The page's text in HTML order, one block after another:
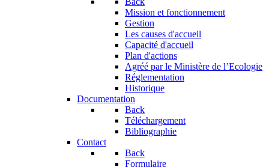
Mission et fonctionnement
Gestion
Les causes d'accueil
Capacité d'accueil
Plan d'actions
Agréé par le Ministère de l’Ecologie
Réglementation
Historique
Documentation
Back
Téléchargement
Bibliographie
Contact
Back
Formulaire